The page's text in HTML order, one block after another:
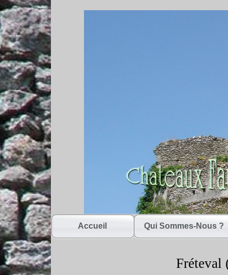
Accueil Qui Sommes-Nous ?
Fréteval